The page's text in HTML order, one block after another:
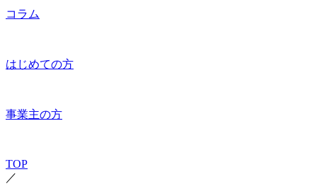
コラム
はじめての方
事業主の方
TOP
／